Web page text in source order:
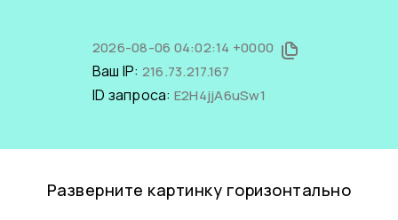
2026-08-06 04:02:14 +0000
Ваш IP: 216.73.217.167
ID запроса: E2H4jjA6uSw1
Разверните картинку горизонтально